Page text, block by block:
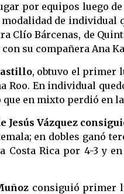
por equipos luego de
modalidad de
Clío Bárcenas, de
su compañera Ana
, obtuvo el primer
Roo. En individual
que en mixto perdió en
Jesús Vázquez
en dobles ganó
Costa Rica por 4-3 y
consiguió primer